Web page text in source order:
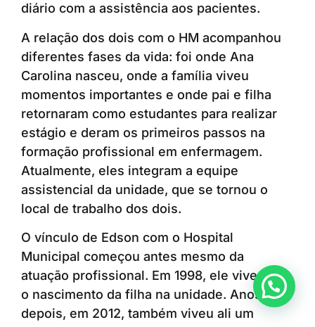
diário com a assistência aos pacientes.
A relação dos dois com o HM acompanhou
diferentes fases da vida: foi onde Ana
Carolina nasceu, onde a família viveu
momentos importantes e onde pai e filha
retornaram como estudantes para realizar
estágio e deram os primeiros passos na
formação profissional em enfermagem.
Atualmente, eles integram a equipe
assistencial da unidade, que se tornou o
local de trabalho dos dois.
O vínculo de Edson com o Hospital
Municipal começou antes mesmo da
atuação profissional. Em 1998, ele vivenciou
o nascimento da filha na unidade. Anos
depois, em 2012, também viveu ali um
Anunciar ou recomendar matéria